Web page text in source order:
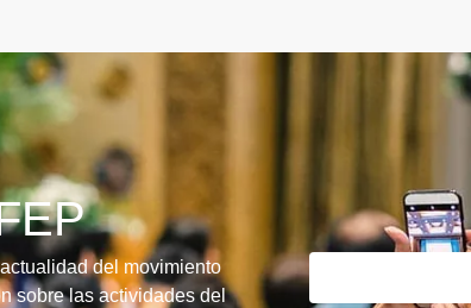
del movimiento
sobre las actividades del